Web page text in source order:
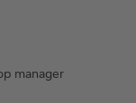
manager